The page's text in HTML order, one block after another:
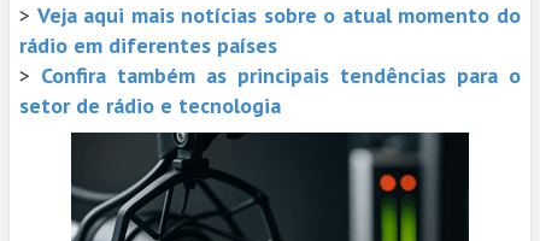
> Veja aqui mais notícias sobre o atual momento do
rádio em diferentes países
> Confira também as principais tendências para o
setor de rádio e tecnologia